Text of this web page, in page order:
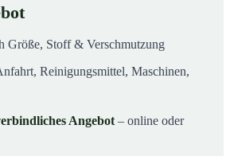
Größe, Stoff & Verschmutzung
Reinigungsmittel, Maschinen,
Angebot – online oder